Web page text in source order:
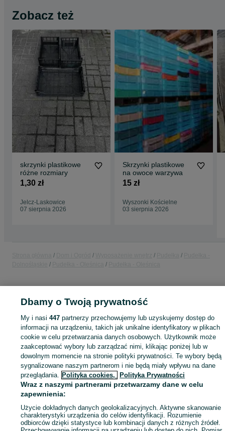
Zobacz też
skrzynki plastikowe
różne rozmiary
1,30 zł
Jelcz-Laskowice
07 sierpnia 2026
Skrzynki plastikowe
na owoce warzywa
15 zł
Wyszonki Kościelne
03 sierpnia 2026
ID:1078253769 Wyświetlenia:
Zaloguj się lub załóż konto na OLX, aby skontaktować się z
sprzedającym
Zaloguj się / Załóż konto
Dbamy o Twoją prywatność
My i nasi447 partnerzy przechowujemy lub uzyskujemy dostęp do
informacji na urządzeniu, takich jak unikalne identyfikatory w plikach
cookie w celu przetwarzania danych osobowych. Użytkownik może
zaakceptować wybory lub zarządzać nimi, klikając poniżej lub w
dowolnym momencie na stronie polityki prywatności. Te wybory będą
sygnalizowane naszym partnerom i nie będą miały wpływu na dane
przeglądania. Polityka cookies, Polityka Prywatności
Wraz z naszymi partnerami przetwarzamy dane w celu
zapewnienia:
Użycie dokładnych danych geolokalizacyjnych. Aktywne skanowanie
charakterystyki urządzenia do celów identyfikacji. Rozumienie
odbiorców dzięki statystyce lub kombinacji danych z różnych źródeł.